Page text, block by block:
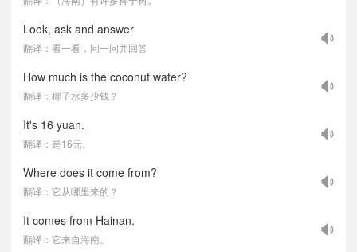
Look, ask and answer
翻译：看一看，问一问并回答
How much is the coconut water?
翻译：椰子水多少钱？
It's 16 yuan.
翻译：是16元。
Where does it come from?
翻译：它从哪里来的？
It comes from Hainan.
翻译：它来自海南。